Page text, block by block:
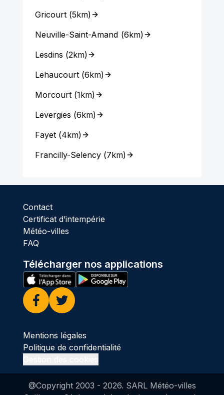
Gricourt(5km)
Neuville-Saint-Amand (6km)
Lesdins (2km)
Lehaucourt(6km)
Morcourt(1km)
Levergies (6km)
Fayet(4km)
Francilly-Selency(7km)
Contact
Certificat d’intempérie
Météo-villes
FAQ
Télécharger nos applications
Facebook
Twitter
Mentions légales
Politique de confidentialité
@Copyright 2003 - 2026. SARL Météo-villes